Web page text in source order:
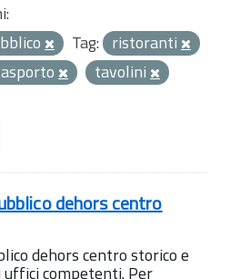
Tag: ristoranti
tavolini
dehors centro
dehors centro storico e
competenti. Per